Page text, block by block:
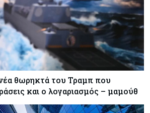
θωρηκτά του Τραμπ που
και ο λογαριασμός – μαμούθ